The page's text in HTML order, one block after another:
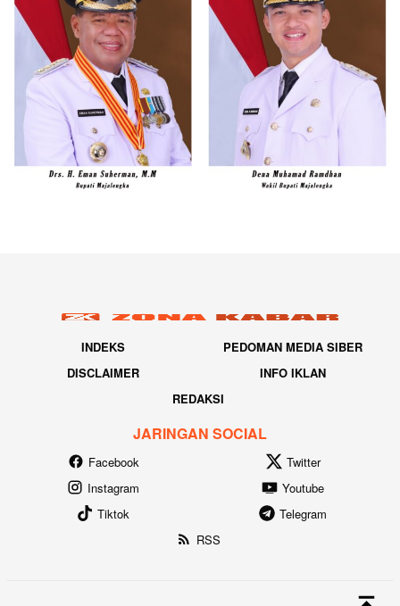
INDEKS
PEDOMAN MEDIA SIBER
DISCLAIMER
INFO IKLAN
REDAKSI
JARINGAN SOCIAL
Facebook
Twitter
Instagram
Youtube
Tiktok
Telegram
RSS